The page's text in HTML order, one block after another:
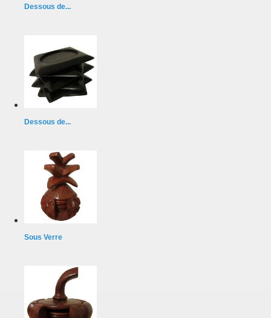
Dessous de...
Dessous de...
Sous Verre